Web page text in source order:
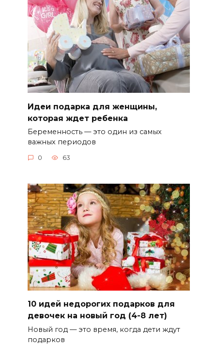
Идеи подарка для женщины,
которая ждет ребенка
Беременность — это один из самых
важных периодов
0 63
10 идей недорогих подарков для
девочек на новый год (4-8 лет)
Новый год — это время, когда дети ждут
подарков